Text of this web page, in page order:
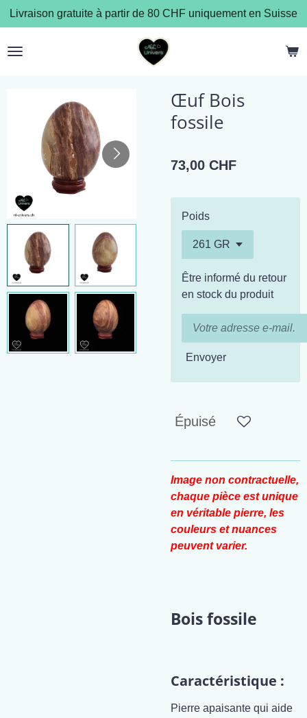
Passer
au
contenu
Livraison gratuite à partir de 80 CHF uniquement en Suisse
Œuf Bois
fossile
73,00 CHF
Poids
Être informé du retour
en stock du produit
Envoyer
Épuisé
Image non contractuelle,
chaque pièce est unique
en véritable pierre, les
couleurs et nuances
peuvent varier.
Bois fossile
Caractéristique :
Pierre apaisante qui aide